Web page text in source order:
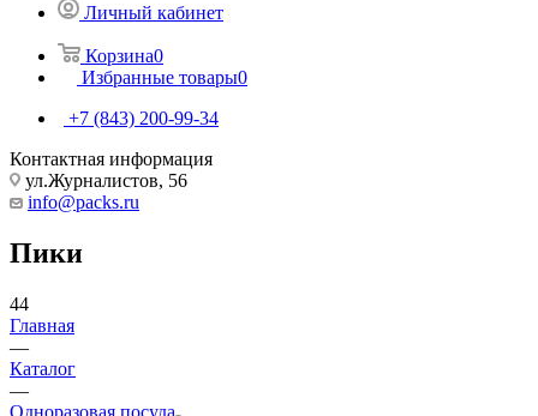
Личный кабинет
Корзина0
Избранные товары0
+7 (843) 200-99-34
Контактная информация
ул.Журналистов, 56
info@packs.ru
Пики
44
Главная
—
Каталог
—
Одноразовая посуда